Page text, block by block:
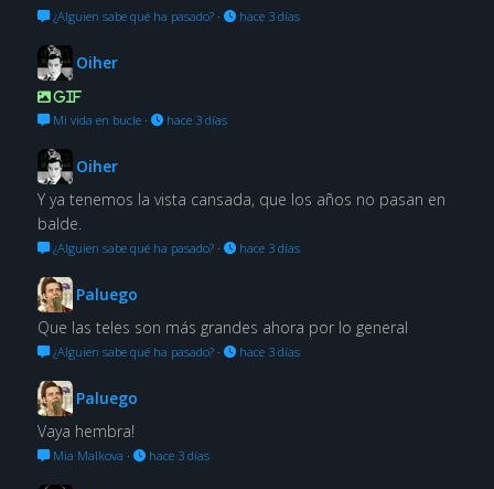
¿Alguien sabe qué ha pasado?· hace 3 días
Oiher
GIF
Mi vida en bucle· hace 3 días
Oiher
Y ya tenemos la vista cansada, que los años no pasan en
balde.
¿Alguien sabe qué ha pasado?· hace 3 días
Paluego
Que las teles son más grandes ahora por lo general
¿Alguien sabe qué ha pasado?· hace 3 días
Paluego
Vaya hembra!
Mia Malkova · hace 3 días